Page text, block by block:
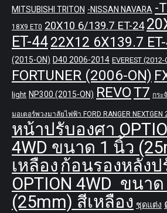
MITSUBISHI TRITON -NISSAN NAVARA -
18X9 ET0 20X10 6/139.7 ET-24
ET-4422X12 6X139.7
(2015-ON) D40 2006-2014 EVEREST (2012-
FORTUNER (2006-ON)
light NP300 (2015-ON) REVOT7 กระ
มอเตอร์พวงมาลัยไฟฟ้า FORD RANGER NEXTGEN
หน้าปรับองศา
4WD ขนาด 1 นิ้ว
เหลือง ก้อนรองหลังป
OPTION 4WD ขนา
(25mm) สีเหลือง ชุดแต่ง